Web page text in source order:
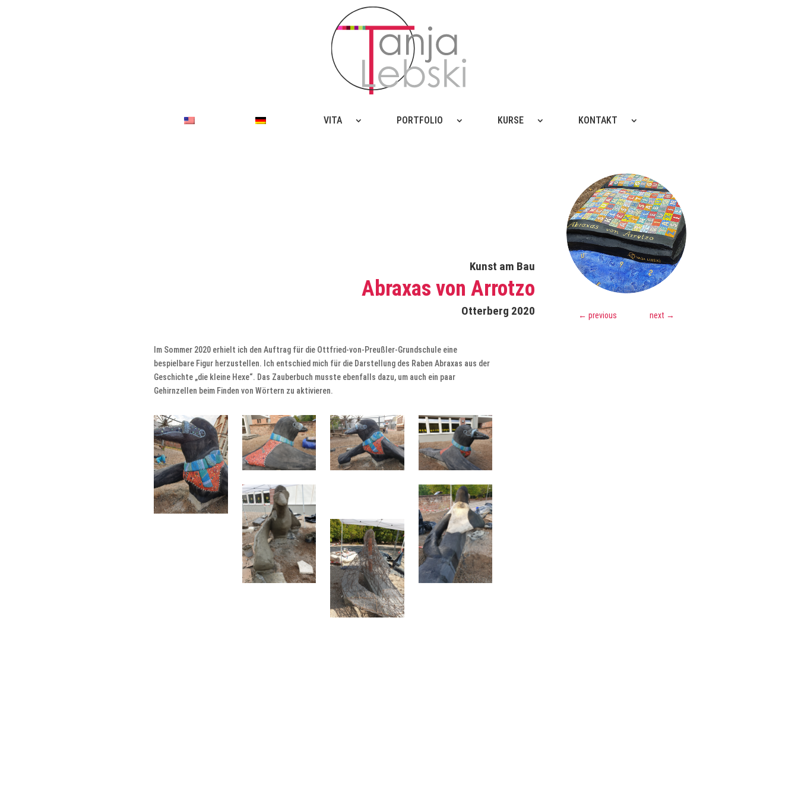
VITA PORTFOLIO KURSE KONTAKT
Kunst am Bau
Abraxas von Arrotzo
Otterberg 2020
Im Sommer 2020 erhielt ich den Auftrag für die Ottfried-von-Preußler-Grundschule eine
bespielbare Figur herzustellen. Ich entschied mich für die Darstellung des Raben Abraxas aus der
Geschichte „die kleine Hexe“. Das Zauberbuch musste ebenfalls dazu, um auch ein paar
Gehirnzellen beim Finden von Wörtern zu aktivieren.
←previous next →